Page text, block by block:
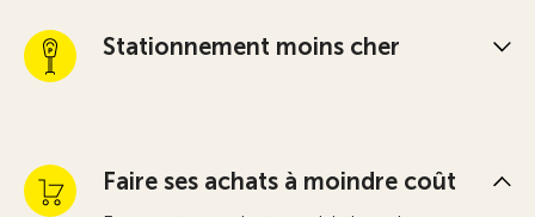
Stationnement moins cher
Faire ses achats à moindre coût